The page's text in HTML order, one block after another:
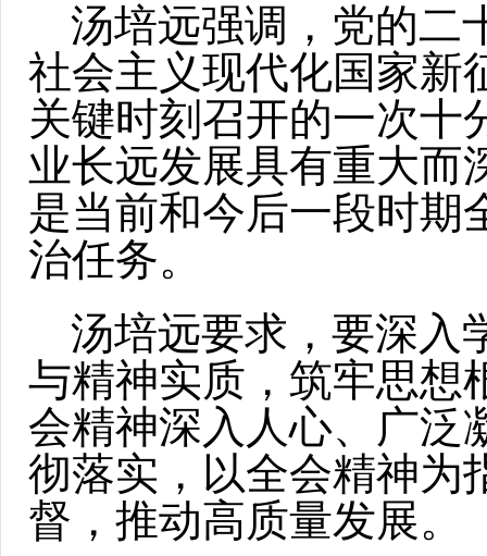
汤培远强调，党的二
社会主义现代化国家新
关键时刻召开的一次十
业长远发展具有重大而
是当前和今后一段时期
治任务。
汤培远要求，要深入
与精神实质，筑牢思想
会精神深入人心、广泛
彻落实，以全会精神为
督，推动高质量发展。